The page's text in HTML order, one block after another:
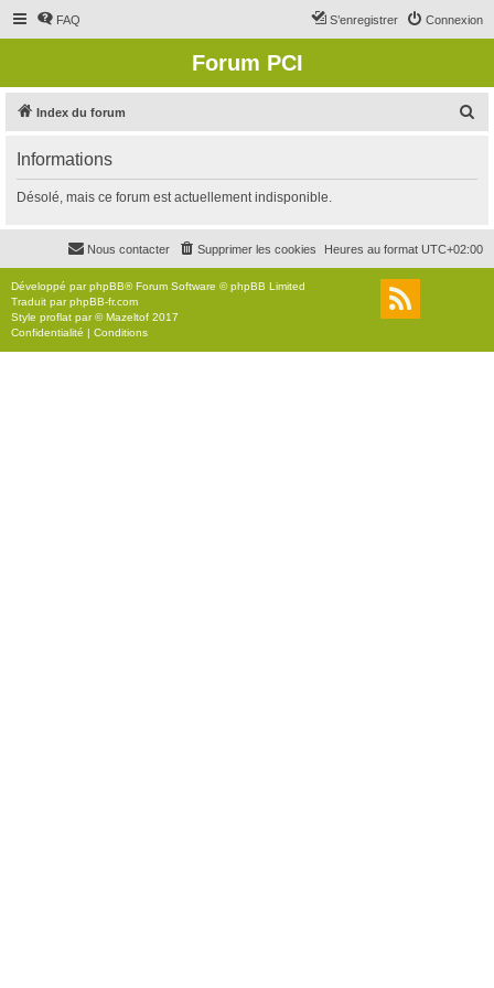
FAQ Connexion
S’enregistrer
Forum PCI
Index du forum
r
c
r
Informations
Désolé, mais ce forum est actuellement indisponible.
Heures au format UTC+02:00
Supprimer les cookies
Nous contacter
Développé parphpBB® Forum Software © phpBB Limited
Traduit parphpBB-fr.com
Style proflat par ©Mazeltof 2017
Confidentialité | Conditions